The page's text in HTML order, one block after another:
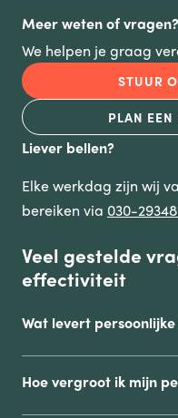
Meer weten of vragen?
We helpen je graag
STUUR
PLAN EEN
Liever bellen?
Elke werkdag zijn wij
bereiken via 030-
Veel gestelde
effectiviteit
Wat levert
Hoe vergroot ik mijn